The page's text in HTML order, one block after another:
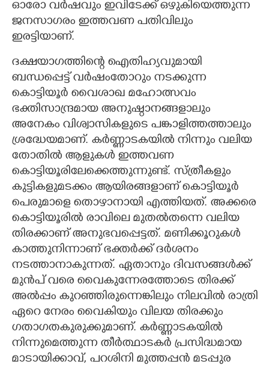
ഓരോ വർഷവും ഇവിടേക്ക് ഒഴുകിയെത്തുന്ന
ജനസാഗരം ഇത്തവണ പതിവിലും
ഇരട്ടിയാണ്.
ദക്ഷയാഗത്തിന്റെ ഐതിഹ്യവുമായി
ബന്ധപ്പെട്ട് വർഷംതോറും നടക്കുന്ന
കൊട്ടിയൂർ വൈശാഖ മഹോത്സവം
ഭക്തിസാന്ദ്രമായ അനുഷ്ഠാനങ്ങളാലും
അനേകം വിശ്വാസികളുടെ പങ്കാളിത്തത്താലും
ശ്രദ്ധേയമാണ്. കർണ്ണാടകയിൽ നിന്നും വലിയ
തോതിൽ ആളുകൾ ഇത്തവണ
കൊട്ടിയൂരിലേക്കെത്തുന്നുണ്ട്. സ്ത്രീകളും
കുട്ടികളുമടക്കം ആയിരങ്ങളാണ് കൊട്ടിയൂർ
പെരുമാളെ തൊഴാനായി എത്തിയത്. അക്കരെ
കൊട്ടിയൂരിൽ രാവിലെ മുതൽതന്നെ വലിയ
തിരക്കാണ് അനുഭവപ്പെട്ടത്. മണിക്കൂറുകൾ
കാത്തുനിന്നാണ് ഭക്തർക്ക് ദർശനം
നടത്താനാകുന്നത്. ഏതാനും ദിവസങ്ങൾക്ക്
മുൻപ് വരെ വൈകുന്നേരത്തോടെ തിരക്ക്
അൽപ്പം കുറഞ്ഞിരുന്നെങ്കിലും നിലവിൽ രാത്രി
ഏറെ നേരം വൈകിയും വിലയ തിരക്കും
ഗതാഗതകുരുക്കുമാണ്. കർണ്ണാടകയിൽ
നിന്നുമെത്തുന്ന തീർത്ഥാടകർ പ്രസിദ്ധമായ
മാടായിക്കാവ്, പറശിനി മുത്തപ്പൻ മടപ്പുര